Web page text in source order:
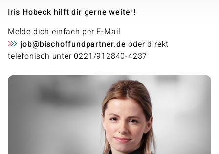
Iris Hobeck hilft dir gerne weiter!
Melde dich einfach per E-Mail
job@bischoffundpartner.de oder direkt
telefonisch unter 0221/912840-4237